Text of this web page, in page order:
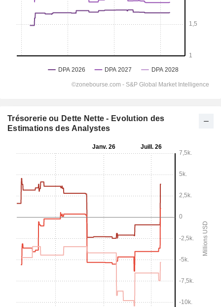
Trésorerie ou Dette Nette - Evolution des
Estimations des Analystes